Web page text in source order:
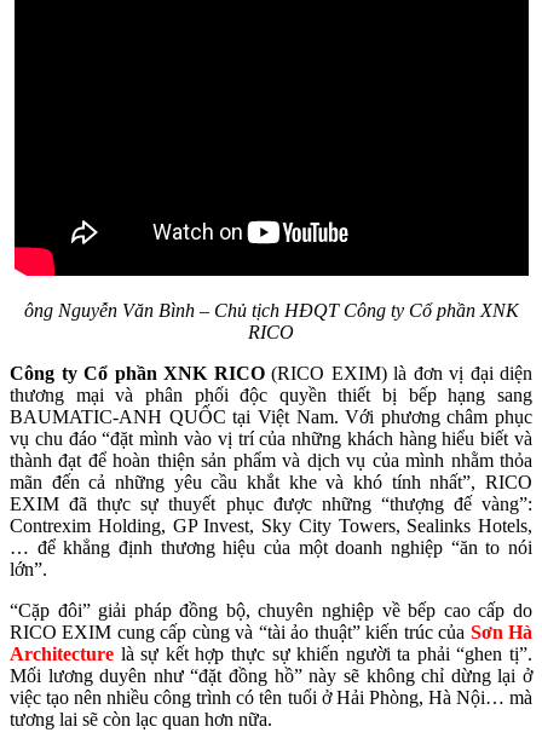
ông Nguyễn Văn Bình – Chủ tịch HĐQT Công ty Cổ phần XNK
RICO
Công ty Cổ phần XNK RICO(RICO EXIM) là đơn vị đại diện
thương mại và phân phối độc quyền thiết bị bếp hạng sang
BAUMATIC-ANH QUỐC tại Việt Nam. Với phương châm phục
vụ chu đáo “đặt mình vào vị trí của những khách hàng hiểu biết và
thành đạt để hoàn thiện sản phẩm và dịch vụ của mình nhằm thỏa
mãn đến cả những yêu cầu khắt khe và khó tính nhất”, RICO
EXIM đã thực sự thuyết phục được những “thượng đế vàng”:
Contrexim Holding, GP Invest, Sky City Towers, Sealinks Hotels,
… để khẳng định thương hiệu của một doanh nghiệp “ăn to nói
lớn”.
“Cặp đôi” giải pháp đồng bộ, chuyên nghiệp về bếp cao cấp do
RICO EXIM cung cấp cùng và “tài ảo thuật” kiến trúc của Sơn Hà
Architecture là sự kết hợp thực sự khiến người ta phải “ghen tị”.
Mối lương duyên như “đặt đồng hồ” này sẽ không chỉ dừng lại ở
việc tạo nên nhiều công trình có tên tuổi ở Hải Phòng, Hà Nội… mà
tương lai sẽ còn lạc quan hơn nữa.